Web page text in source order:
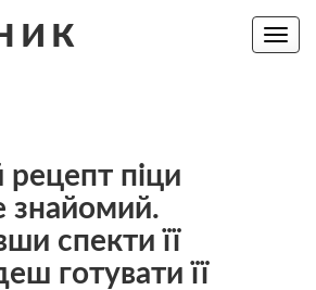
Toggle
рецепт піци
знайомий.
спекти її
готувати її